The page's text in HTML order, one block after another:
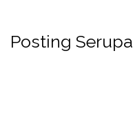
Posting Serupa